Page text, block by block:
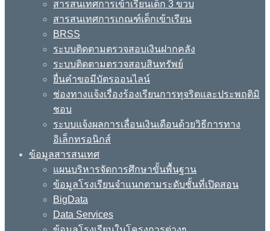
สารสนเทศการเข้าเรียนเด็ก 3 ขวบ
สารสนเทศการเกณฑ์เด็กเข้าเรียน
BRSS
ระบบติดตามตรวจสอบเงินฝากคลัง
ระบบติดตามตรวจสอบสินทรัพย์
ยื่นคำขอมีบัตรออนไลน์
ช่องทางแจ้งเรื่องร้องเรียนการทุจริตและประพฤติมิ
ชอบ
ระบบแจ้งผลการเลื่อนเงินเดือนด้วยวิธีการทาง
อิเล็กทรอนิกส์
ข้อมูลสารสนเทศ
แผนบริหารจัดการศึกษาขั้นพื้นฐาน
ข้อมูลโรงเรียนจำแนกตามระดับชั้นที่เปิดสอน
BigData
Data Services